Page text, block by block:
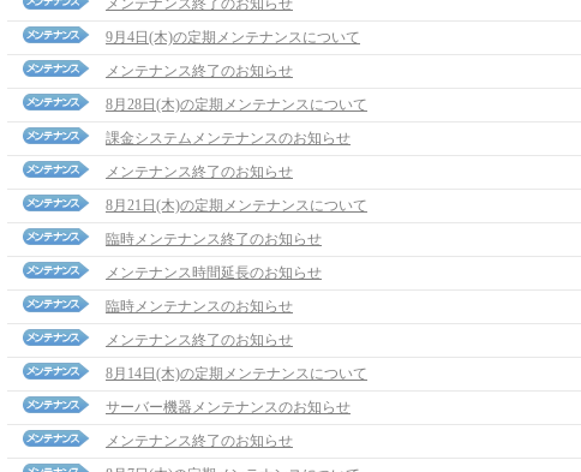
メンテナンス終了のお知らせ
9月4日(木)の定期メンテナンスについて
メンテナンス終了のお知らせ
8月28日(木)の定期メンテナンスについて
課金システムメンテナンスのお知らせ
メンテナンス終了のお知らせ
8月21日(木)の定期メンテナンスについて
臨時メンテナンス終了のお知らせ
メンテナンス時間延長のお知らせ
臨時メンテナンスのお知らせ
メンテナンス終了のお知らせ
8月14日(木)の定期メンテナンスについて
サーバー機器メンテナンスのお知らせ
メンテナンス終了のお知らせ